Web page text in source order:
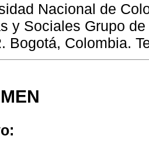
Nacional de
y Sociales Grupo
Bogotá, Colombia.